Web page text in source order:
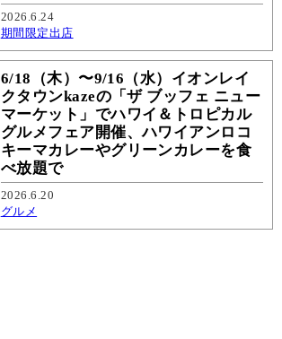
2026.6.24
期間限定出店
6/18（木）〜9/16（水）イオンレイ
クタウンkazeの「ザ ブッフェ ニュー
マーケット」でハワイ＆トロピカル
グルメフェア開催、ハワイアンロコ
キーマカレーやグリーンカレーを食
べ放題で
2026.6.20
グルメ